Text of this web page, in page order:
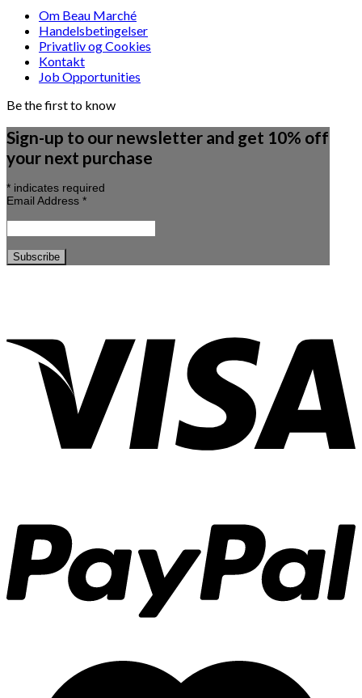
Om Beau Marché
Handelsbetingelser
Privatliv og Cookies
Kontakt
Job Opportunities
Be the first to know
Sign-up to our newsletter and get 10% off
your next purchase
* indicates required
Email Address *